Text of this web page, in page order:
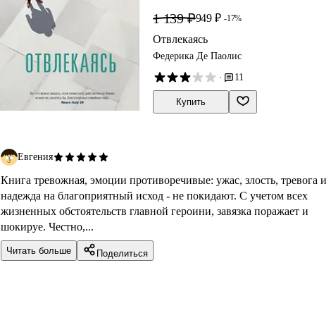
1 139 ₽949 ₽ -17%
Отвлекаясь
Федерика Де Паолис
·
11
Купить
Евгения
Книга тревожная, эмоции противоречивые: ужас, злость, тревога и
надежда на благоприятный исход - не покидают. С учетом всех
жизненных обстоятельств главной героини, завязка поражает и
шокируе. Честно,...
Читать больше Поделиться